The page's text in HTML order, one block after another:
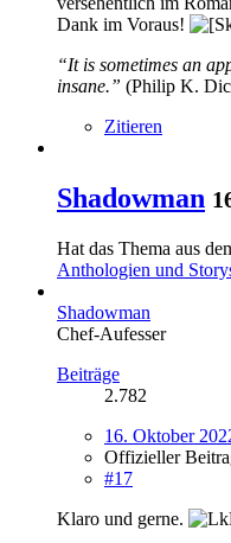
Dank im Voraus!
“It is sometimes an
insane.” (Philip K.
Zitieren
Shadowman
Hat das Thema aus
Anthologien und
Shadowman
Chef-Aufesser
Beiträge
2.782
16. Oktober
Offizieller
#17
Klaro und gerne.